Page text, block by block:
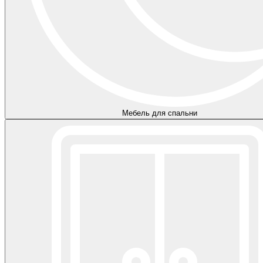
Мебель для спальни